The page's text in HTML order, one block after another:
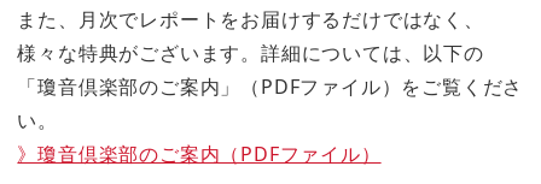
また、月次でレポートをお届けするだけではなく、
様々な特典がございます。詳細については、以下の
「瓊音倶楽部のご案内」（PDFファイル）をご覧くださ
い。
》瓊音倶楽部のご案内（PDFファイル）